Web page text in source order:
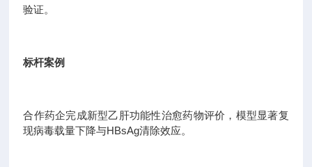
验证。
标杆案例
合作药企完成新型乙肝功能性治愈药物评价，模型显著复
现病毒载量下降与HBsAg清除效应。